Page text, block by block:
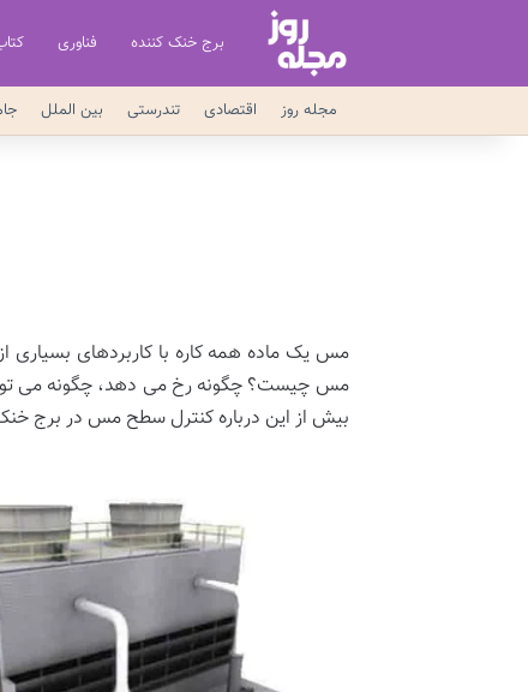
برج خنک کننده فناوری
مجله روز اقتصادی تندرستی بین الملل
مس یک ماده همه کاره با کاربردهای
مس چیست؟ چگونه رخ می دهد، چگونه می
بیش از این درباره کنترل سطح مس در برج